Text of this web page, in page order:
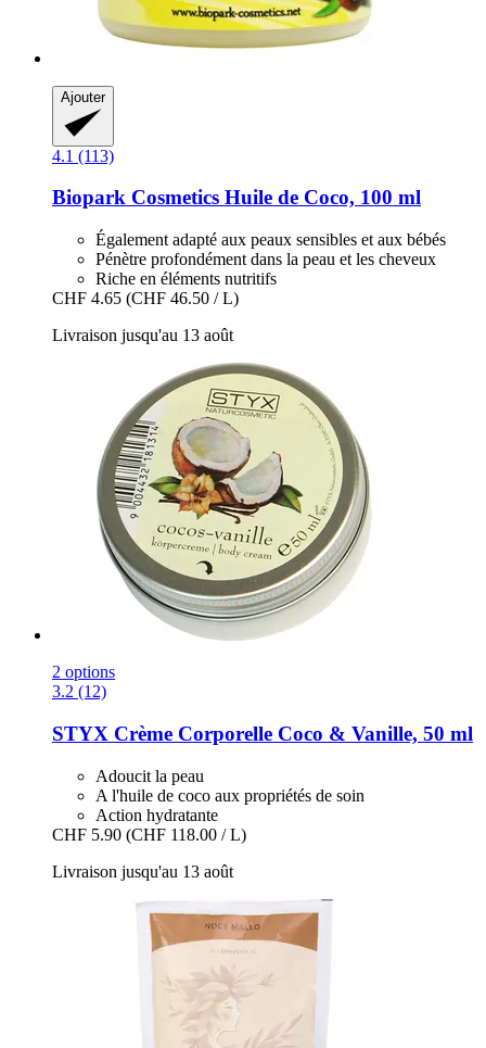
Ajouter
4.1 (113)
Biopark Cosmetics Huile de Coco, 100 ml
Également adapté aux peaux sensibles et aux bébés
Pénètre profondément dans la peau et les cheveux
Riche en éléments nutritifs
CHF 4.65 (CHF 46.50 / L)
Livraison jusqu'au 13 août
2 options
3.2 (12)
STYX Crème Corporelle Coco & Vanille, 50 ml
Adoucit la peau
A l'huile de coco aux propriétés de soin
Action hydratante
CHF 5.90 (CHF 118.00 / L)
Livraison jusqu'au 13 août